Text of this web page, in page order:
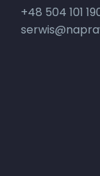
+48 504 101